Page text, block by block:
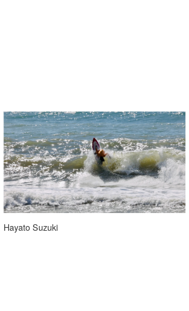
Hayato Suzuki